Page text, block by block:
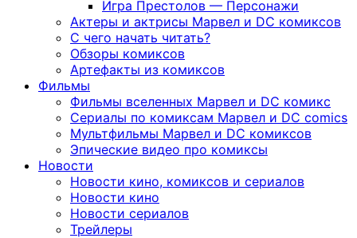
Игра Престолов — Персонажи
Актеры и актрисы Марвел и DC комиксов
С чего начать читать?
Обзоры комиксов
Артефакты из комиксов
Фильмы
Фильмы вселенных Марвел и DC комикс
Сериалы по комиксам Марвел и DC comics
Мультфильмы Марвел и DC комиксов
Эпические видео про комиксы
Новости
Новости кино, комиксов и сериалов
Новости кино
Новости сериалов
Трейлеры